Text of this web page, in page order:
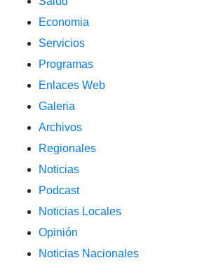
Economia
Servicios
Programas
Enlaces Web
Galeria
Archivos
Regionales
Noticias
Podcast
Noticias Locales
Opinión
Noticias Nacionales